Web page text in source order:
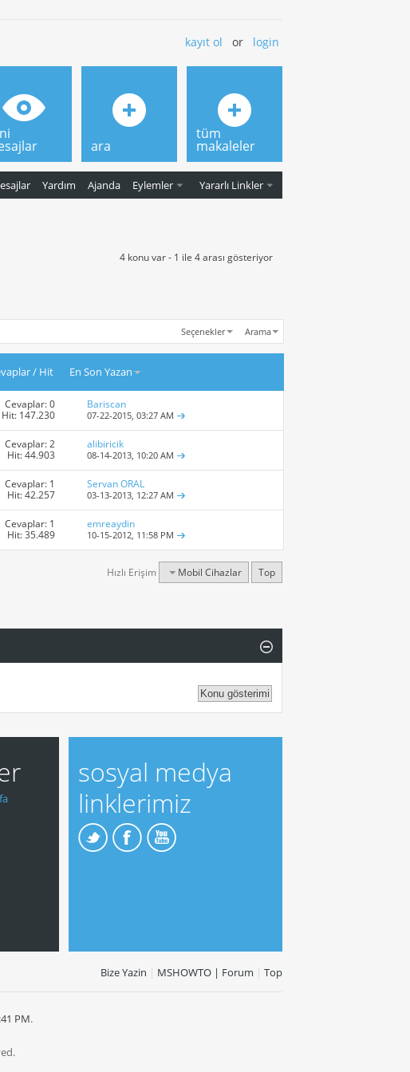
kayıt ol or login
Yardım Ajanda Eylemler Yararlı Linkler
ara
tüm
makaleler
4 konu var - 1 ile 4 arası gösteriyor
Seçenekler Arama
/ Hit En Son Yazan
Cevaplar: 0
Hit: 147.230
Bariscan
07-22-2015,03:27 AM
Cevaplar: 2
Hit: 44.903
alibiricik
08-14-2013, 10:20 AM
Cevaplar: 1
Hit: 42.257
Servan ORAL
03-13-2013, 12:27 AM
Cevaplar: 1
Hit: 35.489
emreaydin
10-15-2012, 11:58 PM
Hızlı Erişim Mobil Cihazlar Top
sosyal medya
linklerimiz
Bize Yazin | MSHOWTO | Forum | Top
PM.